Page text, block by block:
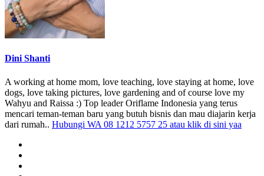
Dini Shanti
A working at home mom, love teaching, love staying at home, love
dogs, love taking pictures, love gardening and of course love my
Wahyu and Raissa :) Top leader Oriflame Indonesia yang terus
mencari teman-teman baru yang butuh bisnis dan mau diajarin kerja
dari rumah.. Hubungi WA 08 1212 5757 25 atau klik di sini yaa